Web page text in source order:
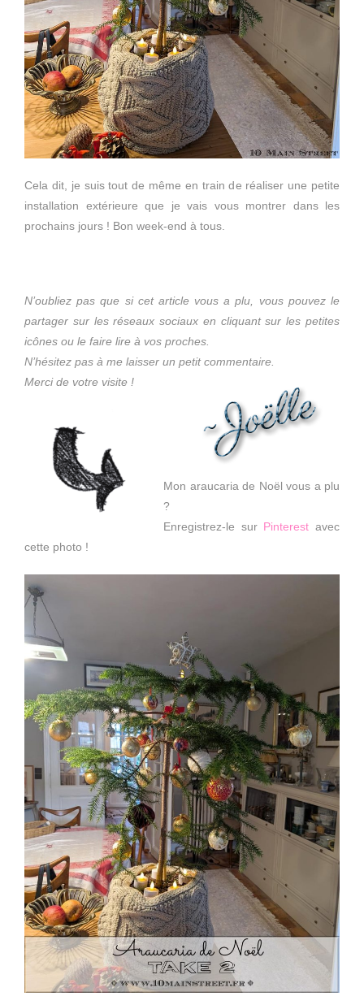
Cela dit, je suis tout de même en train de réaliser une petite
installation extérieure que je vais vous montrer dans les
prochains jours ! Bon week-end à tous.
N’oubliez pas que si cet article vous a plu, vous pouvez le
partager sur les réseaux sociaux en cliquant sur les petites
icônes ou le faire lire à vos proches.
N’hésitez pas à me laisser un petit commentaire.
Merci de votre visite !
Mon araucaria de Noël vous a plu
?
Enregistrez-le sur Pinterest avec
cette photo !